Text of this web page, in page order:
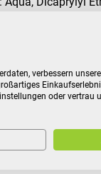
Glycol,
2-Nitropro-
sich laut der
sind
und
verbessern
oder vertrau